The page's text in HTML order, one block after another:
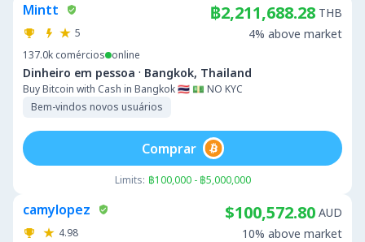
Mintt
5
137.0k comércios online
Dinheiro em pessoa · Bangkok, Thailand
Buy Bitcoin with Cash in Bangkok 🇹🇭 💵 NO KYC
Bem-vindos novos usuários
฿2,211,688.28 THB
4% above market
Limits: ฿100,000 - ฿5,000,000
Comprar
camylopez
4.98
$100,572.80 AUD
10% above market